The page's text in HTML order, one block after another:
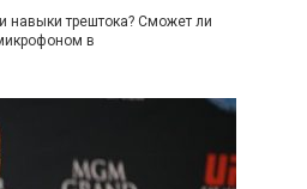
навыки трештока? Сможет ли
в